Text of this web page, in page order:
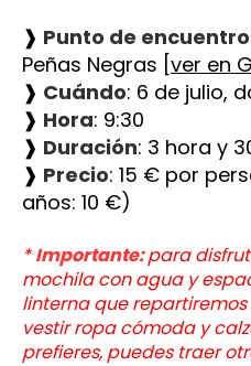
❱ Punto de encuentro
Peñas Negras [ver en
❱ Cuándo: 6 de julio,
❱ Hora: 9:30
❱ Duración: 3 hora y
❱ Precio: 15 € por
años: 10 €)
* Importante: para
mochila con agua y
linterna que repartiremos
vestir ropa cómoda y
prefieres, puedes traer